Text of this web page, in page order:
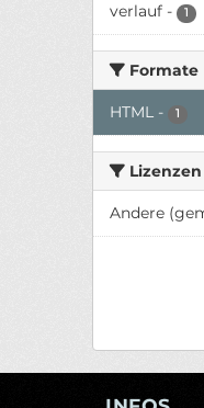
verlauf - 1
Formate
HTML - 1
Lizenzen
Andere